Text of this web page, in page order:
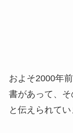
およそ2000年
書があって、
と伝えられてい